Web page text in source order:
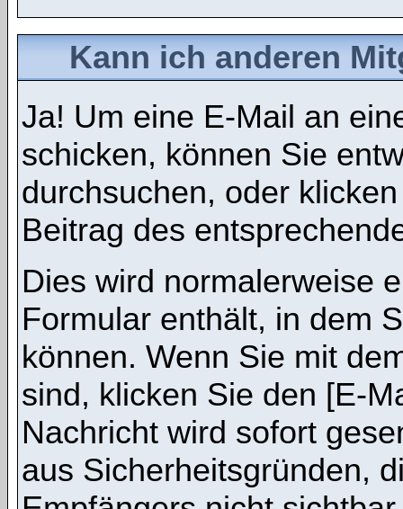
Kann ich anderen
Ja! Um eine E-Mail an
schicken, können Sie
durchsuchen, oder
Beitrag des
Dies wird normalerweise
Formular enthält, in dem
können. Wenn Sie mit
sind, klicken Sie den [E-
Nachricht wird sofort
aus Sicherheitsgründen,